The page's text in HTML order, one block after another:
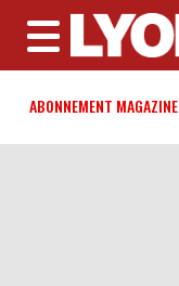
MENU
ABONNEMENT MAGAZINE